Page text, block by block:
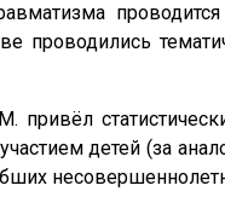
проводились
привёл
детей (за